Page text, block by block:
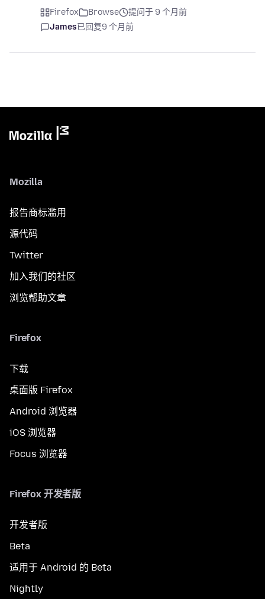
Firefox Browse
提问于 9 个月前
James已回复9 个月前
Mozilla
报告商标滥用
源代码
Twitter
加入我们的社区
浏览帮助文章
Firefox
下载
桌面版 Firefox
Android 浏览器
iOS 浏览器
Focus 浏览器
Firefox 开发者版
开发者版
Beta
适用于 Android 的 Beta
Nightly